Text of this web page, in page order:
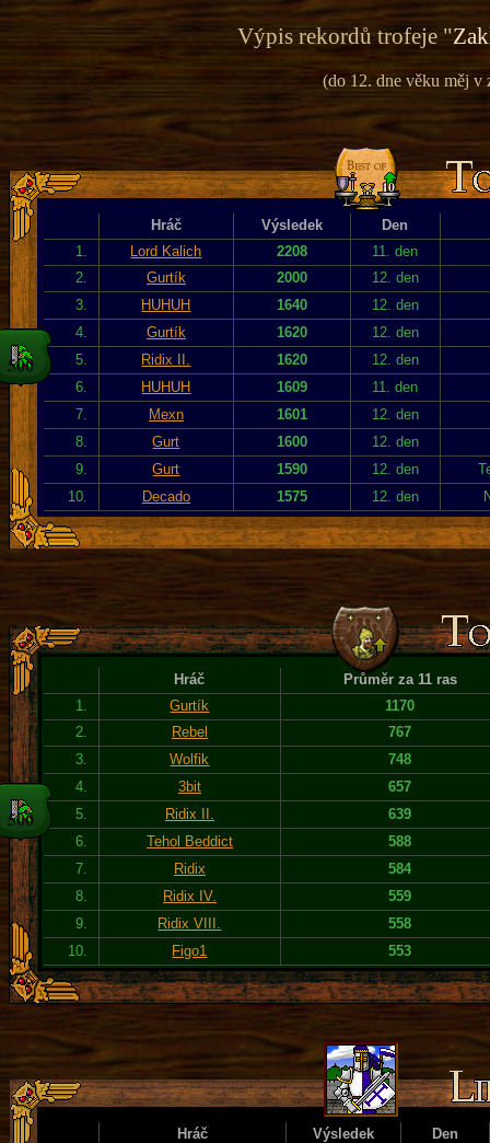
Výpis rekordů trofeje "
(do 12. dne věku měj v
Hráč Výsledek
Den
1.
Lord Kalich 2208
11. den
2.
Gurtík 2000
12. den
3.
HUHUH 1640
12. den
4.
Gurtík 1620
12. den
5.
Ridix II. 1620
12. den
6.
HUHUH 1609
11. den
7.
Mexn 1601
12. den
8.
Gurt 1600
12. den
9.
Gurt 1590 12. den
10.
Decado 1575 12. den
Hráč
Průměr za 11 ras
1.
Gurtík
1170
2.
Rebel
767
3.
Wolfik
748
4.
3bit
657
5.
Ridix II.
639
6.
Tehol Beddict
588
7.
Ridix
584
8.
Ridix IV.
559
9.
Ridix VIII.
558
10.
Figo1 553
Hráč Výsledek
Den